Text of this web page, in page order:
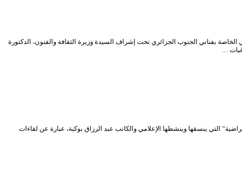
بفناني الجنوب الجزائري تحت إشراف السيدة وزيرة الثقافة والفنون، الدكتورة
…
“محي الدين بشطارزي” والذي سيتم بثه خلال شهر نوفمبر 2020 الجاري. هذه “المجالس الافتراضية” التي ينسقها وينشطها الإعلامي والكاتب عبد الرزاق بوكبة، عبارة عن لقاءات